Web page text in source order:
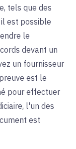
tels que des
il est possible
le
devant un
un fournisseur
est le
pour effectuer
l'un des
est